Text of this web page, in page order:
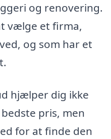
og renovering.
vælge et firma,
og som har et
hjælper dig ikke
pris, men
for at finde den